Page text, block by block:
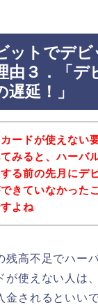
ットでデビ
由３．「デ
遅延！」
ードが使えない
みると、ハーバ
る前の先月にデ
きていなかった
よね
残高不足でハー
が使えない人は
されるといいで